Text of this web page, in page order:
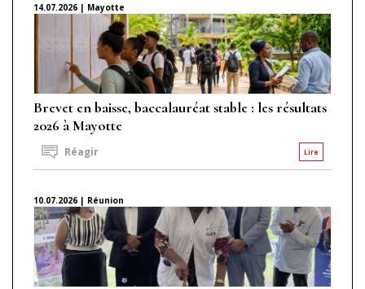
14.07.2026 | Mayotte
Brevet en baisse, baccalauréat stable : les résultats
2026 à Mayotte
Lire
Réagir
10.07.2026 | Réunion